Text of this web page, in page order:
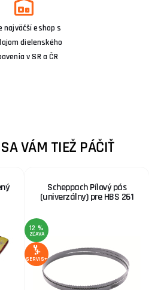
najväčší eshop s
dielenského
v SR a ČR
VÁM TIEŽ PÁČIŤ
Scheppach Pílový pás
(univerzálny) pre HBS 261
12 %
ZĽAVA
SERVIS+